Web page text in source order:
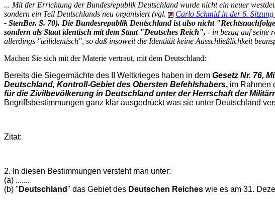
... Mit der Errichtung der Bundesrepublik Deutschland wurde nicht ein neuer
sondern ein Teil Deutschlands neu organisiert (vgl.
Carlo Schmid in der 6.
- StenBer. S. 70). Die Bundesrepublik Deutschland ist also nicht
sondern als Staat identisch mit dem Staat "Deutsches Reich", - in bezug auf seine
allerdings "teilidentisch", so daß insoweit die Identität keine Ausschließlichkeit
Machen Sie sich mit der Materie vertraut, mit dem Deutschland:
Bereits die Siegermächte des II Weltkrieges haben in dem Gesetz Nr. 76,
Deutschland, Kontroll-Gebiet des Obersten Befehlshabers, im Rahmen
für die Zivilbevölkerung in Deutschland unter der Herrschaft der
Begriffsbestimmungen ganz klar ausgedrückt was sie unter Deutschland
Zitat:
2. In diesen Bestimmungen versteht man unter:
(a) .......
(b) " Deutschland" das Gebiet des Deutschen Reiches wie es am 31.